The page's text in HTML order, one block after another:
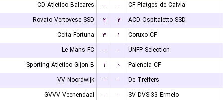
CD Atletico Baleares
- -
CF Platges de Calvia
Rovato Vertovese SSD
۲ ۲
ACD Ospitaletto SSD
Celta Fortuna
۳ ۱
Coruxo CF
Le Mans FC
- -
UNFP Selection
Sporting Atletico Gijon B
۱ ۰
Palencia CF
VV Noordwijk
- -
De Treffers
GVVV Veenendaal
- -
SV DVS'33 Ermelo